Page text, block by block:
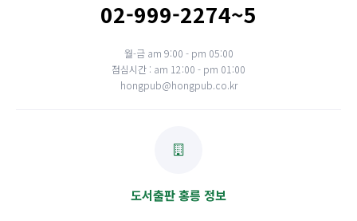
02-999-2274~5
월-금 am 9:00 - pm 05:00
점심시간 : am 12:00 - pm 01:00
hongpub@hongpub.co.kr
도서출판 홍릉 정보